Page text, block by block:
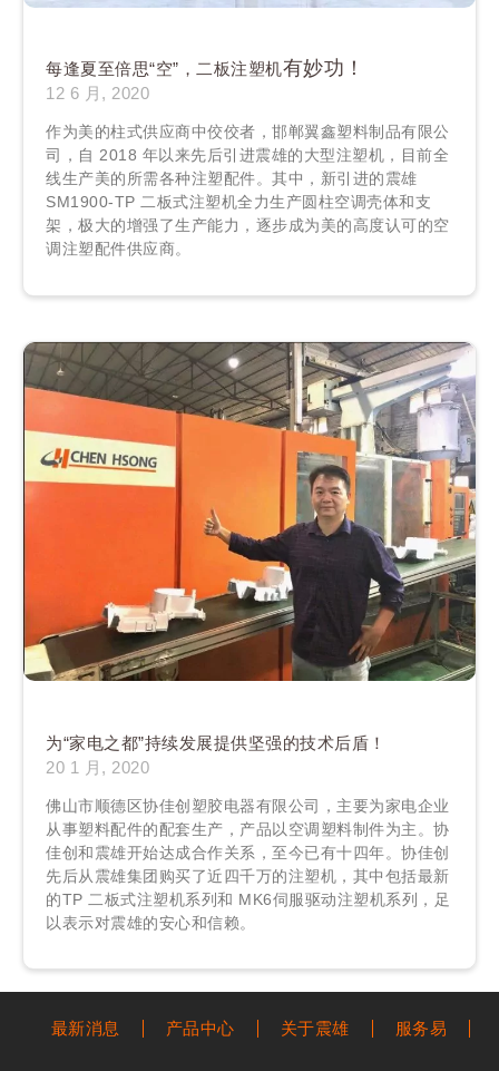
每逢夏至倍思“空”，二板注塑机有妙功！
12 6 月, 2020
作为美的柱式供应商中佼佼者，邯郸翼鑫塑料制品有限公
司，自 2018 年以来先后引进震雄的大型注塑机，目前全
线生产美的所需各种注塑配件。其中，新引进的震雄
SM1900-TP 二板式注塑机全力生产圆柱空调壳体和支
架，极大的增强了生产能力，逐步成为美的高度认可的空
调注塑配件供应商。
为“家电之都”持续发展提供坚强的技术后盾！
20 1 月, 2020
佛山市顺德区协佳创塑胶电器有限公司，主要为家电企业
从事塑料配件的配套生产，产品以空调塑料制件为主。协
佳创和震雄开始达成合作关系，至今已有十四年。协佳创
先后从震雄集团购买了近四千万的注塑机，其中包括最新
的TP 二板式注塑机系列和 MK6伺服驱动注塑机系列，足
以表示对震雄的安心和信赖。
最新消息 产品中心 关于震雄 服务易